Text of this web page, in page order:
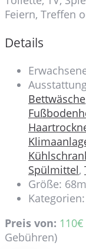
Feiern, Treffen
Details
Bettwäsche
Spülmittel,
Größe:
Kategorien:
Preis von: 110€
Gebühren)